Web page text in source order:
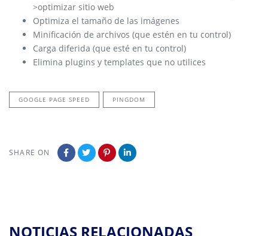
>optimizar sitio web
Optimiza el tamaño de las imágenes
Minificación de archivos (que estén en tu control)
Carga diferida (que esté en tu control)
Elimina plugins y templates que no utilices
GOOGLE PAGE SPEED PINGDOM
SHARE ON
NOTICIAS RELACIONADAS